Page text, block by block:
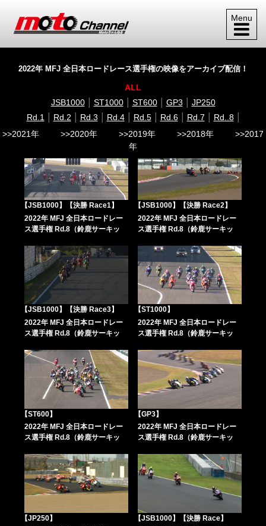
Menu
2022年 MFJ 全日本ロードレース選手権の映像をアーカイブ配信！
ALL
JSB1000| ST1000| ST600| GP3
JP250
Rd.1| Rd.2 Rd.3 Rd.4| Rd.5| Rd.6| Rd.7 Rd..8|
>>2021年 >>2020年 >>2019年 >>2018年
>>2017
年
【JSB1000】【決勝 Race1】
2022年 MFJ 全日本ロードレー
ス選手権 Rd.8（鈴鹿サーキッ
【JSB1000】【決勝 Race2】
2022年 MFJ 全日本ロードレー
ス選手権 Rd.8（鈴鹿サーキッ
【JSB1000】【決勝 Race3】
2022年 MFJ 全日本ロードレー
ス選手権 Rd.8（鈴鹿サーキッ
【ST1000】
2022年 MFJ 全日本ロードレー
ス選手権 Rd.8（鈴鹿サーキッ
【ST600】
2022年 MFJ 全日本ロードレー
ス選手権 Rd.8（鈴鹿サーキッ
【GP3】
2022年 MFJ 全日本ロードレー
ス選手権 Rd.8（鈴鹿サーキッ
【JP250】
【JSB1000】【決勝 Race】